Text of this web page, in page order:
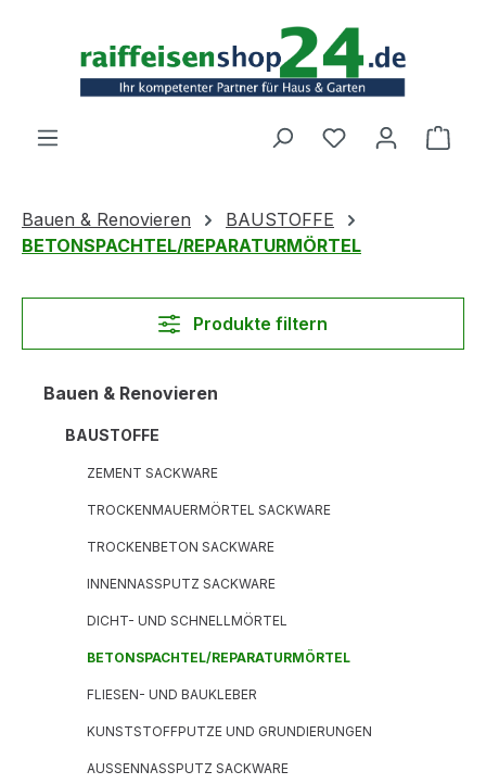
Bauen & Renovieren
BAUSTOFFE
BETONSPACHTEL/REPARATURMÖRTEL
Produkte filtern
Bauen & Renovieren
BAUSTOFFE
ZEMENT SACKWARE
TROCKENMAUERMÖRTEL SACKWARE
TROCKENBETON SACKWARE
INNENNASSPUTZ SACKWARE
DICHT- UND SCHNELLMÖRTEL
BETONSPACHTEL/REPARATURMÖRTEL
FLIESEN- UND BAUKLEBER
KUNSTSTOFFPUTZE UND GRUNDIERUNGEN
AUSSENNASSPUTZ SACKWARE